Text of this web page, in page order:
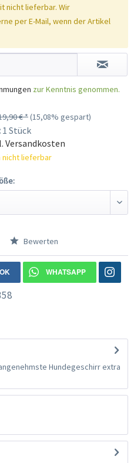
nicht lieferbar. Wir
per E-Mail, wenn der Artikel
zur Kenntnis genommen.
€ *(15,08% gespart)
1 Stück
Versandkosten
nicht lieferbar
Bewerten
WHATSAPP
Hundegeschirr extra